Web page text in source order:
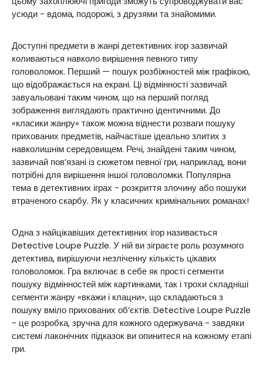
усюди - вдома, подорожі, з друзями та знайомими.
Доступні предмети в жанрі детективних ігор зазвичай
коливаються навколо вирішення певного типу
головоломок. Перший — пошук розбіжностей між графікою,
що відображається на екрані. Ці відмінності зазвичай
завуальовані таким чином, що на перший погляд
зображення виглядають практично ідентичними. До
«класики жанру» також можна віднести розваги пошуку
прихованих предметів, найчастіше ідеально злитих з
навколишнім середовищем. Речі, знайдені таким чином,
зазвичай пов’язані із сюжетом певної гри, наприклад, вони
потрібні для вирішення іншої головоломки. Популярна
тема в детективних іграх - розкриття злочину або пошуки
втраченого скарбу. Як у класичних кримінальних романах!
Одна з найцікавіших детективних ігор називається
Detective Loupe Puzzle. У ній ви зіграєте роль розумного
детектива, вирішуючи незліченну кількість цікавих
головоломок. Гра включає в себе як прості сегменти
пошуку відмінностей між картинками, так і трохи складніші
сегменти жанру «вкажи і клацни», що складаються з
пошуку вміло прихованих об’єктів. Detective Loupe Puzzle
- це розробка, зручна для кожного одержувача - завдяки
системі лаконічних підказок ви опинитеся на кожному етапі
гри.